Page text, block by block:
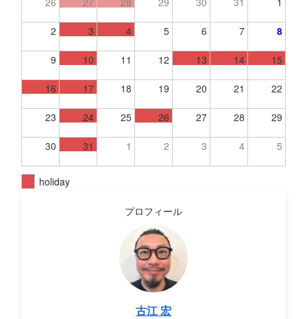
2 3 4 5 6 7 8
9 10 11 12 13 14 15
16 17 18 19 20 21 22
23 24 25 26 27 28 29
30 31 1 2 3 4 5
holiday
プロフィール
古江 宏